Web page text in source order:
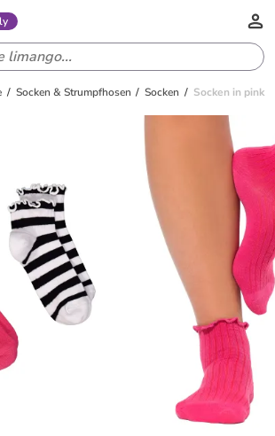
Socken & Strumpfhosen Socken Socken in pink